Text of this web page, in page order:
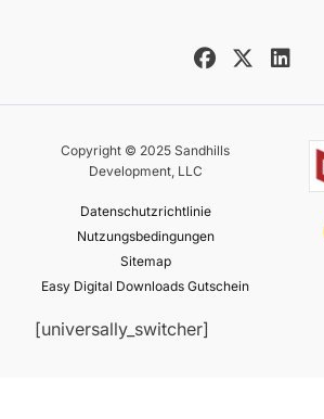
Copyright © 2025 Sandhills
Development, LLC
Datenschutzrichtlinie
Nutzungsbedingungen
Sitemap
Easy Digital Downloads Gutschein
[universally_switcher]